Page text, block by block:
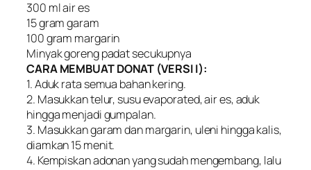
300 ml air es
15 gram garam
100 gram margarin
Minyak goreng padat secukupnya
CARA MEMBUAT DONAT (VERSI I):
1. Aduk rata semua bahan kering.
2. Masukkan telur, susu evaporated, air es, aduk
hingga menjadi gumpalan.
3. Masukkan garam dan margarin, uleni hingga kalis,
diamkan 15 menit.
4. Kempiskan adonan yang sudah mengembang, lalu